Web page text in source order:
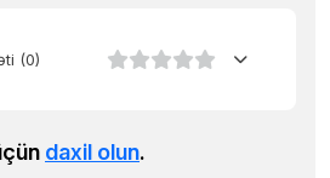
(0)
daxil olun.